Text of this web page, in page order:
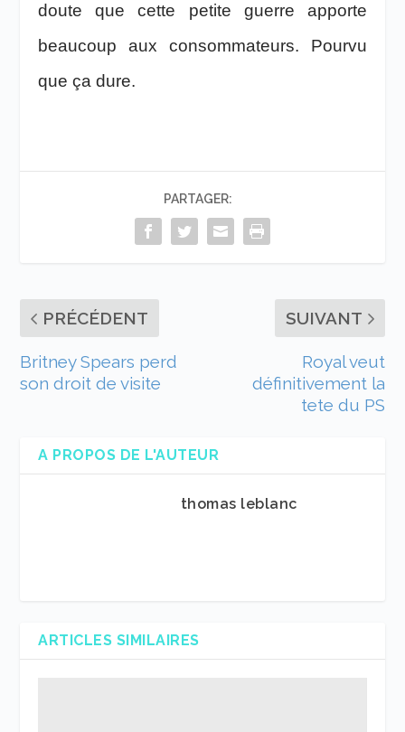
doute que cette petite guerre apporte
beaucoup aux consommateurs. Pourvu
que ça dure.
PARTAGER:
PRÉCÉDENT
Britney Spears perd
son droit de visite
SUIVANT
Royal veut
définitivement la
tete du PS
A PROPOS DE L'AUTEUR
thomas leblanc
ARTICLES SIMILAIRES